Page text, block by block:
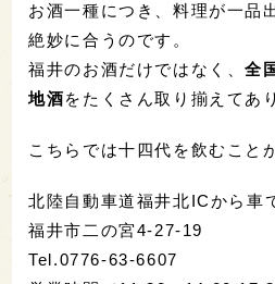
お酒一種につき、料理が一品
絶妙に合うのです。
福井のお酒だけではなく、全
地酒をたくさん取り揃えてあ
こちらでは十四代を飲むこと
北陸自動車道福井北ICから車
福井市二の宮4-27-19
Tel.0776-63-6607